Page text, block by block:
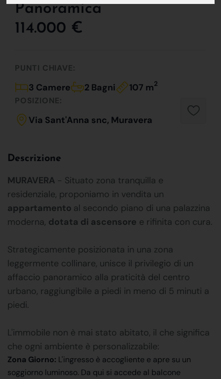
Panoramica
114.000 €
PUNTI CHIAVE:
3 Camere 2 Bagni 107 m2
POSIZIONE:
Via Sant'Anna snc, Muravera
Descrizione
MURAVERA - Situato zona tranquilla e
residenziale, proponiamo in vendita un
appartamento al secondo piano di una palazzina
moderna, dotata di ascensore e rifinita con cura.
Strategicamente posizionata in una zona
leggermente collinare, unisce il privilegio di un
affaccio panoramico alla praticità del centro
urbano, raggiungibile a piedi in meno di 5 minuti a
piedi.
L'immobile non è mai stato abitato, il che significa
che ogni ambiente è personalizzabile:
Zona Giorno: L'ingresso è accogliente e apre su un
soggiorno luminoso. Da qui si accede al balcone